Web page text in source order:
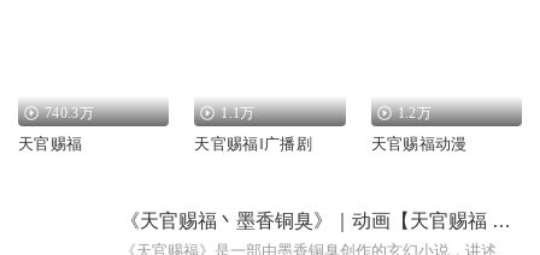
740.3万
天官赐福
1.1万
天官赐福‖广播剧
1.2万
天官赐福动漫
《天官赐福丶墨香铜臭》｜动画【天官赐福 百无禁忌】